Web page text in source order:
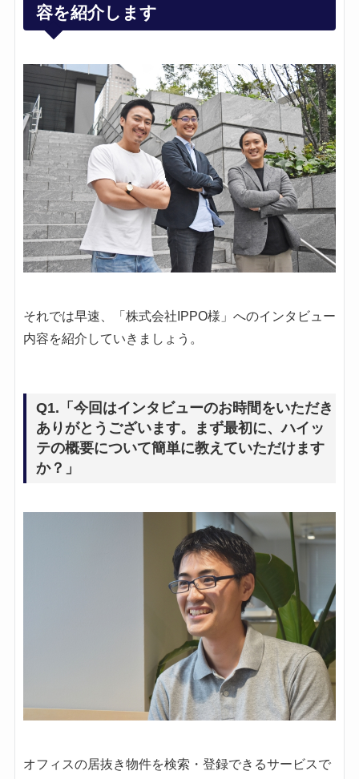
容を紹介します
それでは早速、「株式会社IPPO様」へのインタビュー
内容を紹介していきましょう。
Q1.「今回はインタビューのお時間をいただき
ありがとうございます。まず最初に、ハイッ
テの概要について簡単に教えていただけます
か？」
オフィスの居抜き物件を検索・登録できるサービスで